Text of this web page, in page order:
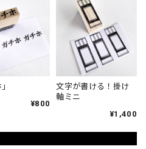
¥800
文字が書ける！掛け
軸ミニ
¥1,400